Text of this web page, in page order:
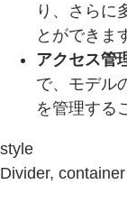
り、さらに
とができま
アクセス管
で、モデル
を管理する
style
Divider, container